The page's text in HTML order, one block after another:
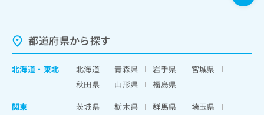
都道府県から探す
北海道 ・ 東北 北海道 青森県 岩手県
宮城県
秋田県
山形県
福島県
関東
茨城県 栃木県 群馬県
埼玉県